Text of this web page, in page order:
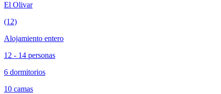
El Olivar
(12)
Alojamiento entero
12 - 14 personas
6 dormitorios
10 camas